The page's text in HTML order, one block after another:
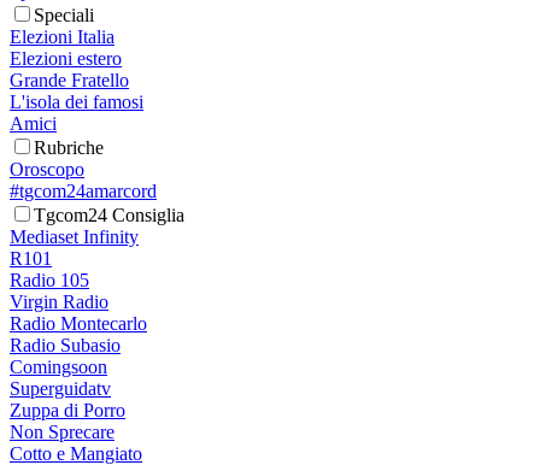
Speciali
Elezioni Italia
Elezioni estero
Grande Fratello
L'isola dei famosi
Amici
Rubriche
Oroscopo
#tgcom24amarcord
Tgcom24 Consiglia
Mediaset Infinity
R101
Radio 105
Virgin Radio
Radio Montecarlo
Radio Subasio
Comingsoon
Superguidatv
Zuppa di Porro
Non Sprecare
Cotto e Mangiato